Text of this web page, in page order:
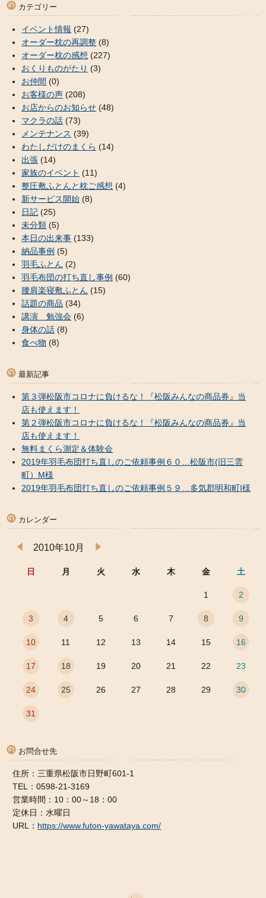
カテゴリー
イベント情報 (27)
オーダー枕の再調整 (8)
オーダー枕の感想 (227)
おくりものがたり (3)
お仲間 (0)
お客様の声 (208)
お店からのお知らせ (48)
マクラの話 (73)
メンテナンス (39)
わたしだけのまくら (14)
出張 (14)
家族のイベント (11)
整圧敷ふとんと枕ご感想 (4)
新サービス開始 (8)
日記 (25)
未分類 (5)
本日の出来事 (133)
納品事例 (5)
羽毛ふとん (2)
羽毛布団の打ち直し事例 (60)
腰肩楽寝敷ふとん (15)
話題の商品 (34)
講演 勉強会 (6)
身体の話 (8)
食べ物 (8)
最新記事
第３弾松阪市コロナに負けるな！『松阪みんなの商品券』当
店も使えます！
第２弾松阪市コロナに負けるな！『松阪みんなの商品券』当
店も使えます！
無料まくら測定＆体験会
2019年羽毛布団打ち直しのご依頼事例６０…松阪市(旧三雲
町）M様
2019年羽毛布団打ち直しのご依頼事例５９…多気郡明和町I様
カレンダー
2010年10月
日 月 火 水 木 金 土
1 2
3 4 5 6 7 8 9
10 11 12 13 14 15 16
17 18 19 20 21 22 23
24 25 26 27 28 29 30
31
お問合せ先
住所：三重県松阪市日野町601-1
TEL：0598-21-3169
営業時間：10：00～18：00
定休日：水曜日
URL： https://www.futon-yawataya.com/